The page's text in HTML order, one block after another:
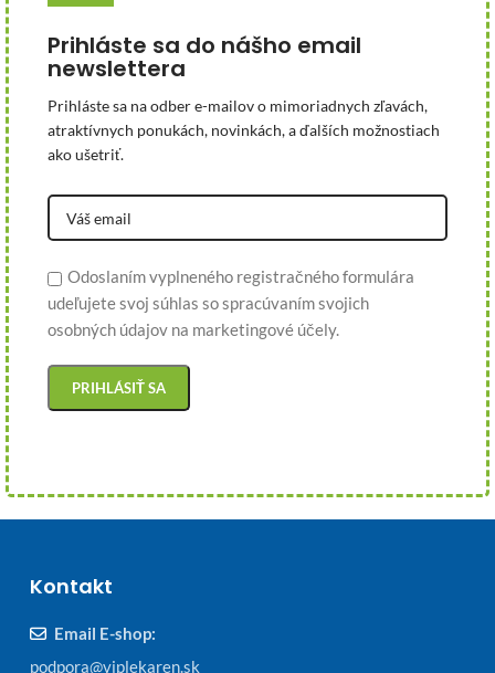
Prihláste sa do nášho email
newslettera
Prihláste sa na odber e-mailov o mimoriadnych zľavách,
atraktívnych ponukách, novinkách, a ďalších možnostiach
ako ušetriť.
Odoslaním vyplneného registračného formulára
udeľujete svoj súhlas so spracúvaním svojich
osobných údajov na marketingové účely.
Kontakt
Email E-shop:
podpora@viplekaren.sk